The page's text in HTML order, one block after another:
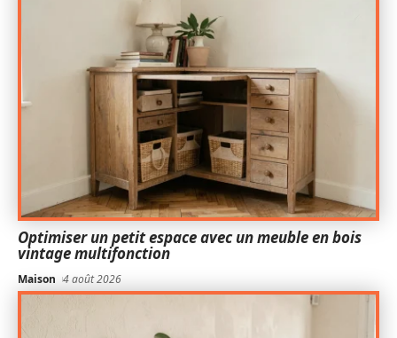
Optimiser un petit espace avec un meuble en bois
vintage multifonction
Maison 4 août 2026